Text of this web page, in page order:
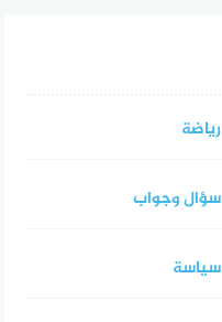
رياضة
سؤال وجواب
سياسة